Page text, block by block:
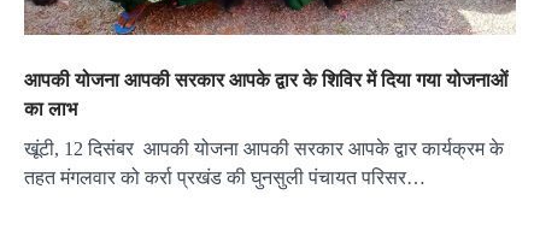
आपकी योजना आपकी सरकार आपके द्वार के शिविर में दिया गया योजनाओं
का लाभ
खूंटी, 12 दिसंबर आपकी योजना आपकी सरकार आपके द्वार कार्यक्रम के
तहत मंगलवार को कर्रा प्रखंड की घुनसुली पंचायत परिसर…